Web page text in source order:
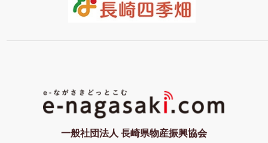
一般社団法人 長崎県物産振興協会